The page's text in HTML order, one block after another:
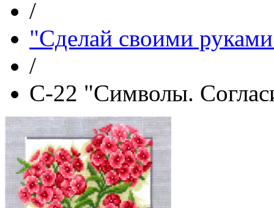
/
"Сделай своими
/
С-22 "Символы.